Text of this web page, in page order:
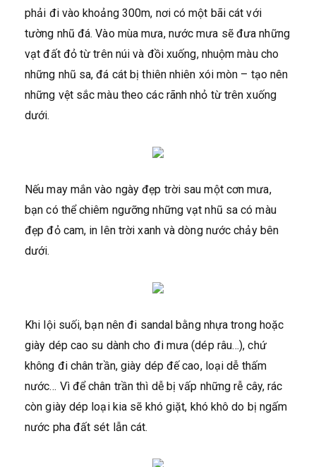
phải đi vào khoảng 300m, nơi có một bãi cát với
tường nhũ đá. Vào mùa mưa, nước mưa sẽ đưa những
vạt đất đỏ từ trên núi và đồi xuống, nhuộm màu cho
những nhũ sa, đá cát bị thiên nhiên xói mòn – tạo nên
những vệt sắc màu theo các rãnh nhỏ từ trên xuống
dưới.
Nếu may mắn vào ngày đẹp trời sau một cơn mưa,
bạn có thể chiêm ngưỡng những vạt nhũ sa có màu
đẹp đỏ cam, in lên trời xanh và dòng nước chảy bên
dưới.
Khi lội suối, bạn nên đi sandal bằng nhựa trong hoặc
giày dép cao su dành cho đi mưa (dép râu…), chứ
không đi chân trần, giày dép đế cao, loại dễ thấm
nước… Vì để chân trần thì dễ bị vấp những rễ cây, rác
còn giày dép loại kia sẽ khó giặt, khó khô do bị ngấm
nước pha đất sét lẫn cát.